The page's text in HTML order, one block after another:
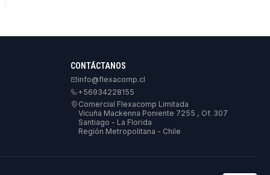
CONTÁCTANOS
info@flexacomp.cl
+56934228155
Comercial Flexacomp Limitada
Vicuña Mackenna Poniente 7255 , Of. 307
Santiago - La Florida
Región Metropolitana - Chile